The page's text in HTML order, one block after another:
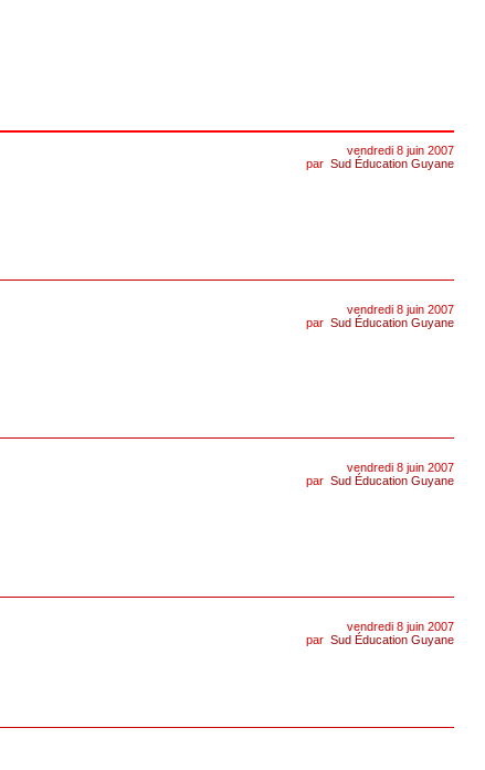
vendredi 8 juin 2007
par Sud Éducation Guyane
vendredi 8 juin 2007
par Sud Éducation Guyane
vendredi 8 juin 2007
par Sud Éducation Guyane
vendredi 8 juin 2007
par Sud Éducation Guyane